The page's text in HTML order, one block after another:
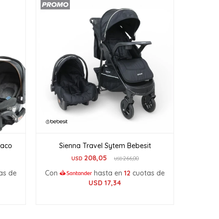
de
Sienna Travel Sytem Bebesit
USD 208,05 USD266,00
Con hasta en12 cuotas de
USD 17,34